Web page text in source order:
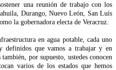
una reunión de trabajo con los
Durango, Nuevo León, San Luís
la gobernadora electa de Veracruz.
en agua potable, cada uno
definidos que vamos a trabajar y en
por supuesto, ustedes conocen
varios de los estados que hemos